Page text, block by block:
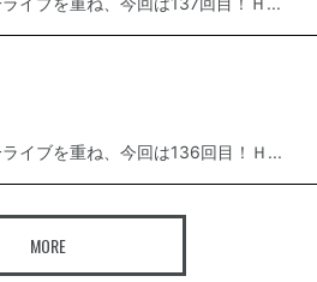
イブを重ね、今回は136回目！Ｈ...
MORE